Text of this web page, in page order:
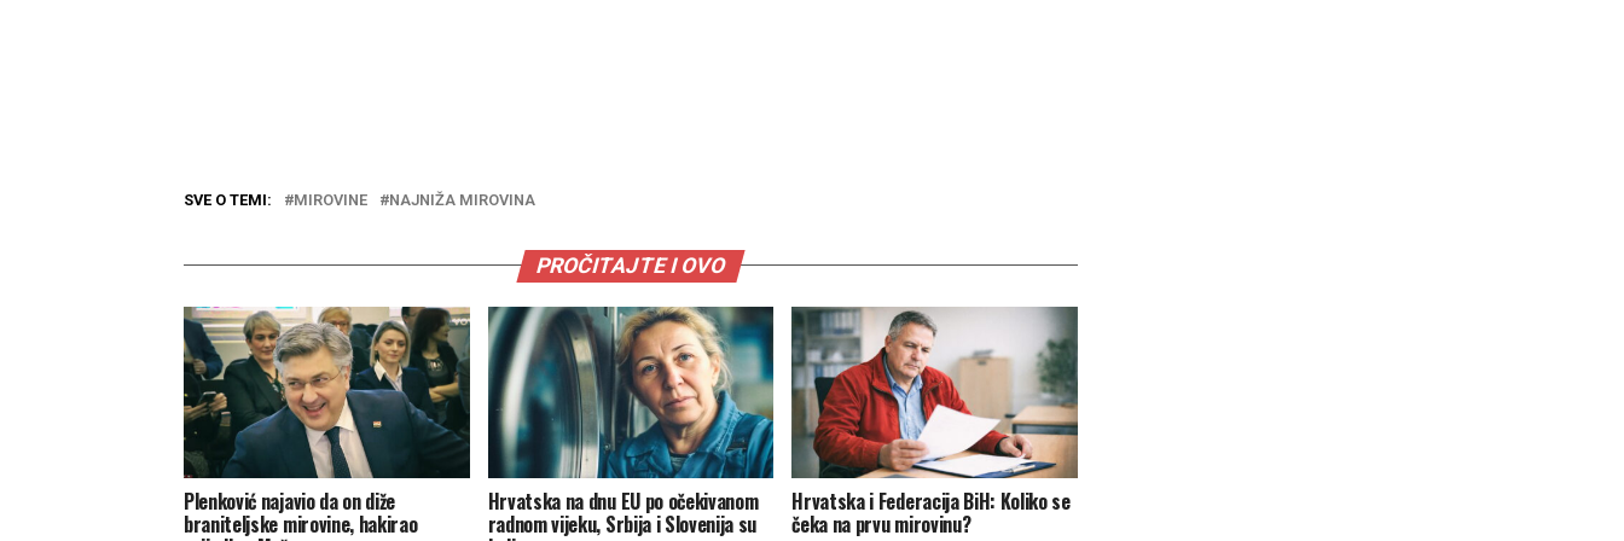
SVE O TEMI: MIROVINE NAJNIŽA MIROVINA
PROČITAJTE I OVO
Plenković najavio da on diže
braniteljske mirovine, hakirao
Hrvatska na dnu EU po očekivanom
radnom vijeku, Srbija i Slovenija su
Hrvatska i Federacija BiH: Koliko se
čeka na prvu mirovinu?